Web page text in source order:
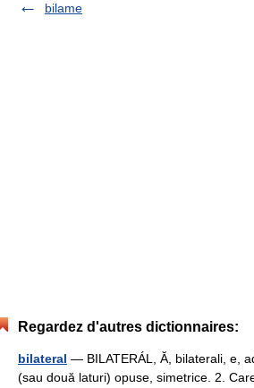
bilame
Regardez d'autres dictionnaires:
bilateral — BILATERÁL, Ă, bilaterali, e,
(sau două laturi) opuse, simetrice. 2.